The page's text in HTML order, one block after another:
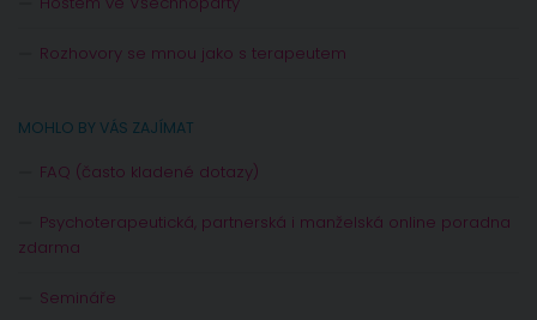
Rozhovory se mnou jako s terapeutem
MOHLO BY VÁS ZAJÍMAT
FAQ (často kladené dotazy)
Psychoterapeutická, partnerská i manželská online poradna
zdarma
Semináře